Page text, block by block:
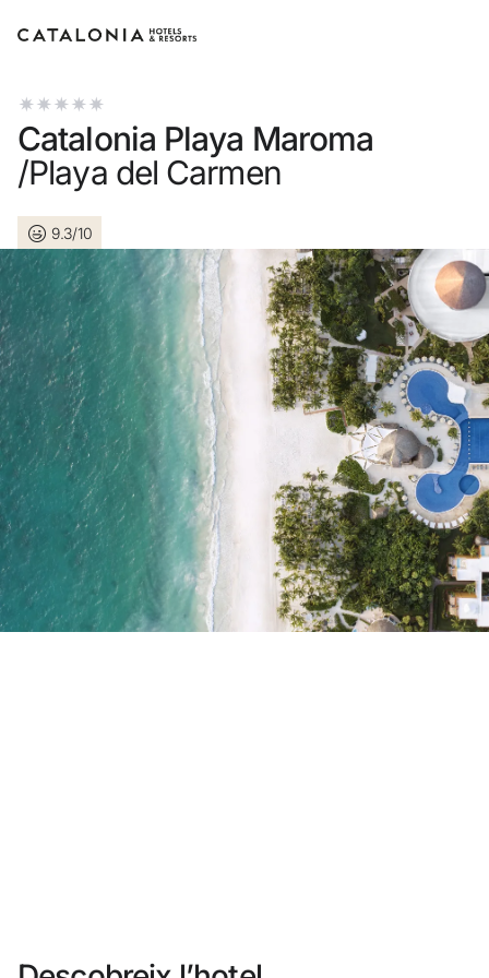
Inicia sessió al teu compte
Iniciar sessió
Has oblidat la teva contrasenya?
o utilitza una d'aquestes opcions
Entra amb Google
Inicia sessió només amb el mail
No t'has registrat encara ?
Crear-ne un compte
Catalonia Playa Maroma
/Playa del Carmen
9.3/10